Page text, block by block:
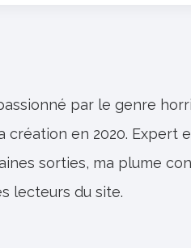
par le genre
création en 2020. Expert
sorties, ma plume
lecteurs du site.